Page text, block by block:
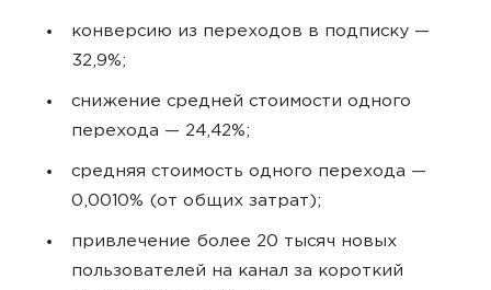
конверсию из переходов в подписку —
32,9%;
снижение средней стоимости одного
перехода — 24,42%;
средняя стоимость одного перехода —
0,0010% (от общих затрат);
привлечение более 20 тысяч новых
пользователей на канал за короткий